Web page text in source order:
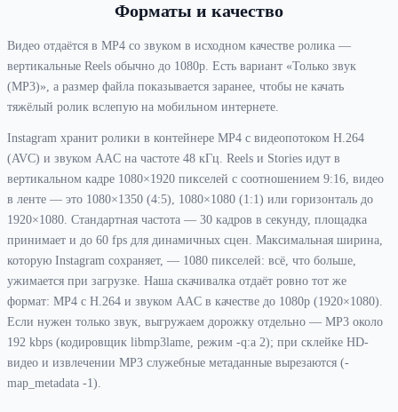
Форматы и качество
Видео отдаётся в MP4 со звуком в исходном качестве ролика —
вертикальные Reels обычно до 1080p. Есть вариант «Только звук
(MP3)», а размер файла показывается заранее, чтобы не качать
тяжёлый ролик вслепую на мобильном интернете.
Instagram хранит ролики в контейнере MP4 с видеопотоком H.264
(AVC) и звуком AAC на частоте 48 кГц. Reels и Stories идут в
вертикальном кадре 1080×1920 пикселей с соотношением 9:16, видео
в ленте — это 1080×1350 (4:5), 1080×1080 (1:1) или горизонталь до
1920×1080. Стандартная частота — 30 кадров в секунду, площадка
принимает и до 60 fps для динамичных сцен. Максимальная ширина,
которую Instagram сохраняет, — 1080 пикселей: всё, что больше,
ужимается при загрузке. Наша скачивалка отдаёт ровно тот же
формат: MP4 с H.264 и звуком AAC в качестве до 1080p (1920×1080).
Если нужен только звук, выгружаем дорожку отдельно — MP3 около
192 kbps (кодировщик libmp3lame, режим -q:a 2); при склейке HD-
видео и извлечении MP3 служебные метаданные вырезаются (-
map_metadata -1).